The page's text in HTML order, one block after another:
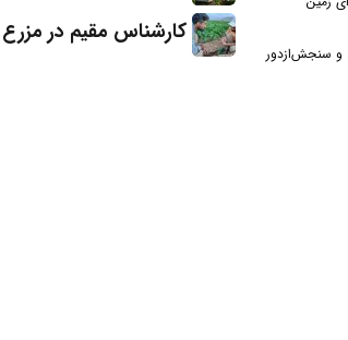
و سنجش‌ازدور
کارشناس مقیم در مزرع